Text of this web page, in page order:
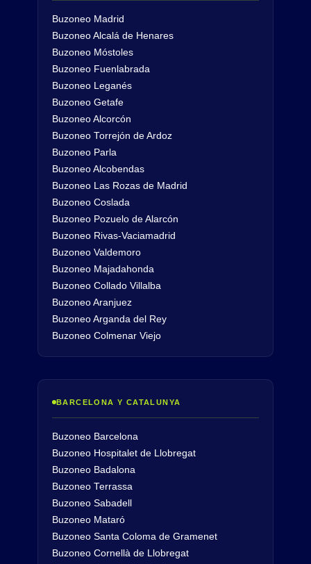
Buzoneo Madrid
Buzoneo Alcalá de Henares
Buzoneo Móstoles
Buzoneo Fuenlabrada
Buzoneo Leganés
Buzoneo Getafe
Buzoneo Alcorcón
Buzoneo Torrejón de Ardoz
Buzoneo Parla
Buzoneo Alcobendas
Buzoneo Las Rozas de Madrid
Buzoneo Coslada
Buzoneo Pozuelo de Alarcón
Buzoneo Rivas-Vaciamadrid
Buzoneo Valdemoro
Buzoneo Majadahonda
Buzoneo Collado Villalba
Buzoneo Aranjuez
Buzoneo Arganda del Rey
Buzoneo Colmenar Viejo
BARCELONA Y CATALUNYA
Buzoneo Barcelona
Buzoneo Hospitalet de Llobregat
Buzoneo Badalona
Buzoneo Terrassa
Buzoneo Sabadell
Buzoneo Mataró
Buzoneo Santa Coloma de Gramenet
Buzoneo Cornellà de Llobregat